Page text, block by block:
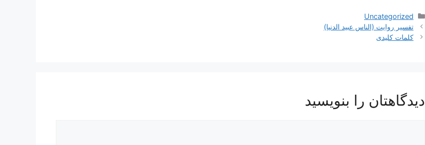
دسته‌ها
Uncategorized
ناوبری
نوشته‌ها
تفسير روايت (الناس عبيد الدنيا)
کلمات کلیدی
دیدگاهتان را بنویسید